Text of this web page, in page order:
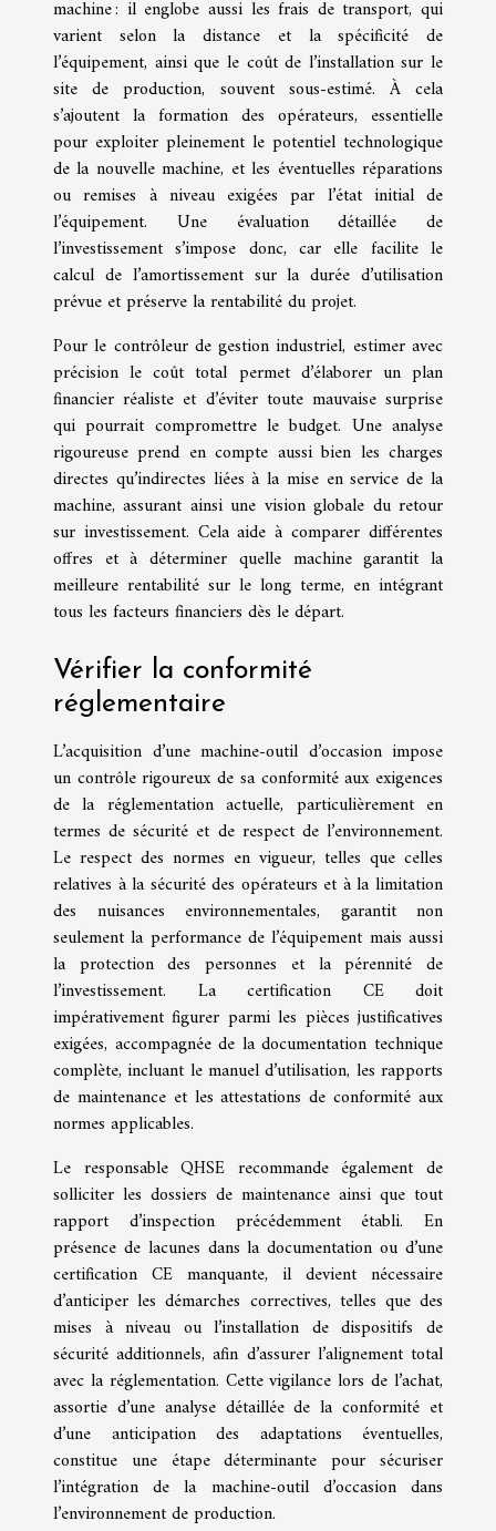
machine : il englobe aussi les frais de transport, qui
varient selon la distance et la spécificité de
l’équipement, ainsi que le coût de l’installation sur le
site de production, souvent sous-estimé. À cela
s’ajoutent la formation des opérateurs, essentielle
pour exploiter pleinement le potentiel technologique
de la nouvelle machine, et les éventuelles réparations
ou remises à niveau exigées par l’état initial de
l’équipement. Une évaluation détaillée de
l’investissement s’impose donc, car elle facilite le
calcul de l’amortissement sur la durée d’utilisation
prévue et préserve la rentabilité du projet.
Pour le contrôleur de gestion industriel, estimer avec
précision le coût total permet d’élaborer un plan
financier réaliste et d’éviter toute mauvaise surprise
qui pourrait compromettre le budget. Une analyse
rigoureuse prend en compte aussi bien les charges
directes qu’indirectes liées à la mise en service de la
machine, assurant ainsi une vision globale du retour
sur investissement. Cela aide à comparer différentes
offres et à déterminer quelle machine garantit la
meilleure rentabilité sur le long terme, en intégrant
tous les facteurs financiers dès le départ.
Vérifier la conformité
réglementaire
L’acquisition d’une machine-outil d’occasion impose
un contrôle rigoureux de sa conformité aux exigences
de la réglementation actuelle, particulièrement en
termes de sécurité et de respect de l’environnement.
Le respect des normes en vigueur, telles que celles
relatives à la sécurité des opérateurs et à la limitation
des nuisances environnementales, garantit non
seulement la performance de l’équipement mais aussi
la protection des personnes et la pérennité de
l’investissement. La certification CE doit
impérativement figurer parmi les pièces justificatives
exigées, accompagnée de la documentation technique
complète, incluant le manuel d’utilisation, les rapports
de maintenance et les attestations de conformité aux
normes applicables.
Le responsable QHSE recommande également de
solliciter les dossiers de maintenance ainsi que tout
rapport d’inspection précédemment établi. En
présence de lacunes dans la documentation ou d’une
certification CE manquante, il devient nécessaire
d’anticiper les démarches correctives, telles que des
mises à niveau ou l’installation de dispositifs de
sécurité additionnels, afin d’assurer l’alignement total
avec la réglementation. Cette vigilance lors de l’achat,
assortie d’une analyse détaillée de la conformité et
d’une anticipation des adaptations éventuelles,
constitue une étape déterminante pour sécuriser
l’intégration de la machine-outil d’occasion dans
l’environnement de production.